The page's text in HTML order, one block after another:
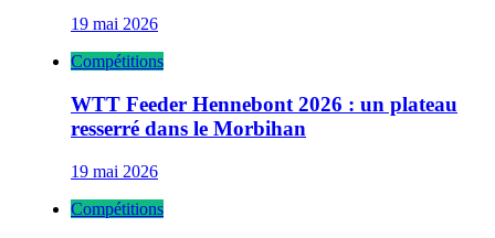
19 mai 2026
Compétitions
WTT Feeder Hennebont 2026 : un plateau
resserré dans le Morbihan
19 mai 2026
Compétitions